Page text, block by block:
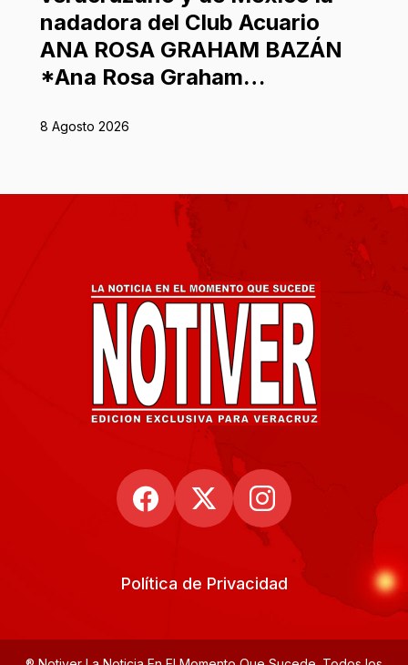
nadadora del Club Acuario
ANA ROSA GRAHAM BAZÁN
*Ana Rosa Graham…
8 Agosto 2026
Política de Privacidad